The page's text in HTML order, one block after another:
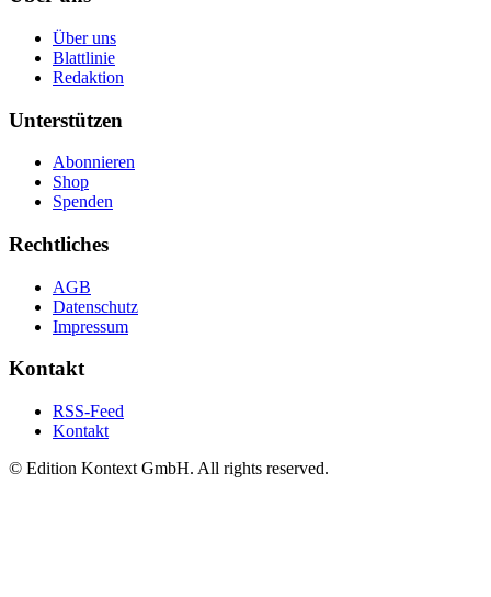
Über uns
Blattlinie
Redaktion
Unterstützen
Abonnieren
Shop
Spenden
Rechtliches
AGB
Datenschutz
Impressum
Kontakt
RSS-Feed
Kontakt
© Edition Kontext GmbH. All rights reserved.